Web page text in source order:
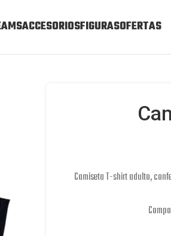
ACCESORIOSFIGURASOFERTAS
Camiseta T-shirt adulto,